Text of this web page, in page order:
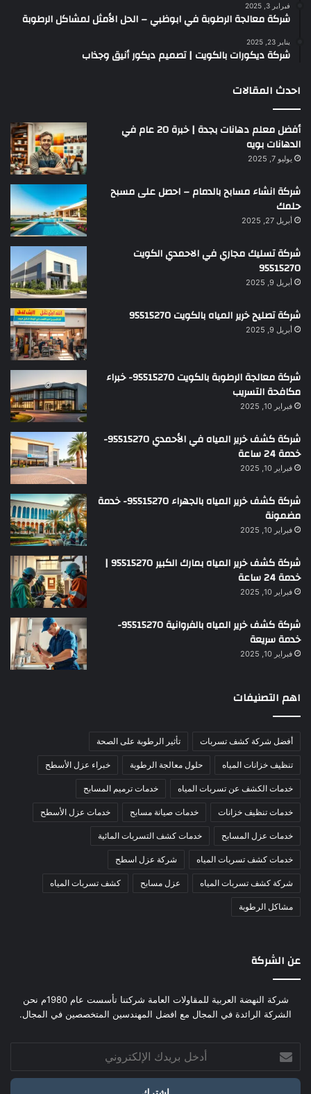
فبراير 3, 2025
شركة معالجة الرطوبة في ابوظبي – الحل الأمثل لمشاكل الرطوبة
يناير 23, 2025
شركة ديكورات بالكويت | تصميم ديكور أنيق وجذاب
احدث المقالات
أفضل معلم دهانات بجدة | خبرة 20 عام في
الدهانات بويه
يوليو 7, 2025
شركة انشاء مسابح بالدمام – احصل على مسبح
حلمك
أبريل 27, 2025
شركة تسليك مجاري في الاحمدي الكويت
95515270
أبريل 9, 2025
شركة تصليح خرير المياه بالكويت 95515270
أبريل 9, 2025
شركة معالجة الرطوبة بالكويت 95515270- خبراء
مكافحة التسريب
فبراير 10, 2025
شركة كشف خرير المياه في الأحمدي 95515270-
خدمة 24 ساعة
فبراير 10, 2025
شركة كشف خرير المياه بالجهراء 95515270- خدمة
مضمونة
فبراير 10, 2025
شركة كشف خرير المياه بمارك الكبير 95515270 |
خدمة 24 ساعة
فبراير 10, 2025
شركة كشف خرير المياه بالفروانية 95515270-
خدمة سريعة
فبراير 10, 2025
اهم التصنيفات
أفضل شركة كشف تسربات تأثير الرطوبة على الصحة
تنظيف خزانات المياه حلول معالجة الرطوبة خبراء عزل الأسطح
خدمات الكشف عن تسربات المياه خدمات ترميم المسابح
خدمات تنظيف خزانات خدمات صيانة مسابح خدمات عزل الأسطح
خدمات عزل المسابح خدمات كشف التسربات المائية
خدمات كشف تسربات المياه شركة عزل اسطح
شركة كشف تسربات المياه عزل مسابح كشف تسربات المياه
مشاكل الرطوبة
عن الشركة
شركة النهضة العربية للمقاولات العامة شركتنا تأسست عام 1980م نحن
الشركة الرائدة في المجال مع افضل المهندسين المتخصصين في المجال.
بريدك
الإلكتروني